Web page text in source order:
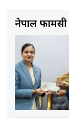
नेपाल फार्मेसी